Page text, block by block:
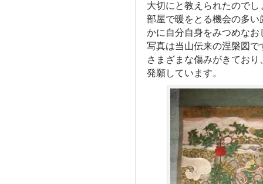
大切にと教えられたのでし
部屋で暖をとる機会の多
かに自分自身をみつめなお
写真は当山伝来の涅槃図
さまざまな傷みがきてお
発願しています。